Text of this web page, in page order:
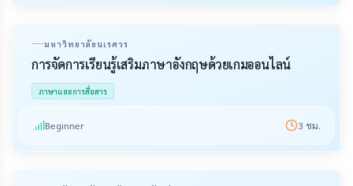
มหาวิทยาลัยนเรศวร
การจัดการเรียนรู้เสริมภาษาอังกฤษด้วยเกมออนไลน์
ภาษาและการสื่อสาร
Beginner 3 ชม.